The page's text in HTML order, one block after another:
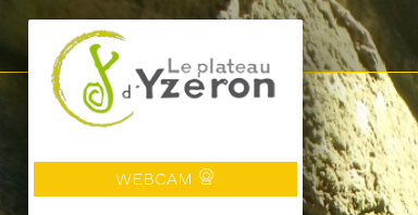
WEBCAM